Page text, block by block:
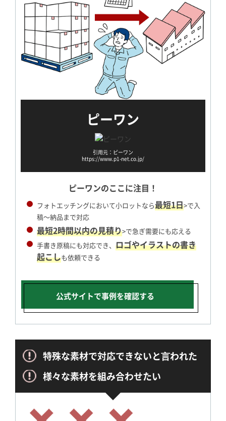
ピーワン
引用元：ピーワン
https://www.p1-net.co.jp/
ピーワンのここに注目！
フォトエッチングにおいて小ロットなら最短1日>で入
稿～納品まで対応
最短2時間以内の見積り>で急ぎ需要にも応える
手書き原稿にも対応でき、 ロゴやイラストの書き
起こしも依頼できる
公式サイトで事例を確認する
特殊な素材で対応できないと⾔われた
様々な素材を組み合わせたい